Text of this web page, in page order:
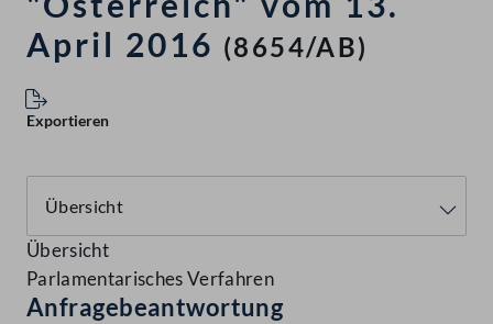
April 2016 (8654/AB)
Exportieren
Übersicht
Parlamentarisches Verfahren
Anfragebeantwortung